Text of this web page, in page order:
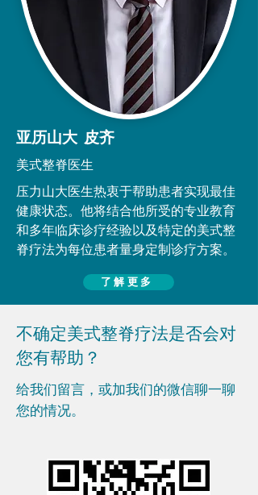
亚历山大 皮齐
美式整脊医生
压力山大医生热衷于帮助患者实现最佳
健康状态。他将结合他所受的专业教育
和多年临床诊疗经验以及特定的美式整
脊疗法为每位患者量身定制诊疗方案。
了解更多
不确定美式整脊疗法是否会对
您有帮助？
给我们留言，或加我们的微信聊一聊
您的情况。